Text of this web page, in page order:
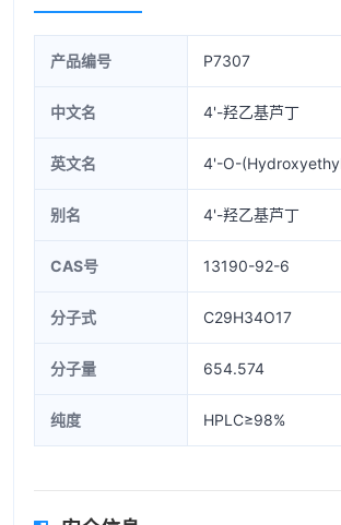
产品编号 P7307
中文名 4'-羟乙基芦丁
英文名 4'-O-
别名 4'-羟乙基芦丁
CAS号 13190-92-6
分子式 C29H34O17
分子量 654.574
纯度 HPLC≥98%